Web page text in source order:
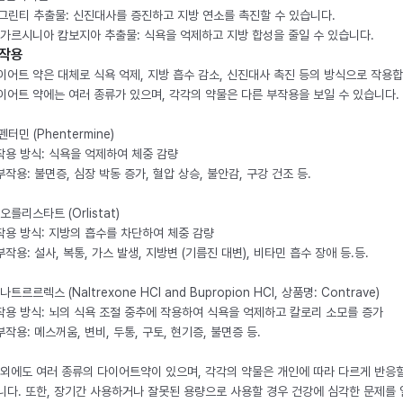
린티 추출물: 신진대사를 증진하고 지방 연소를 촉진할 수 있습니다.
르시니아 캄보지아 추출물: 식욕을 억제하고 지방 합성을 줄일 수 있습니다.
용
어트 약은 대체로 식욕 억제, 지방 흡수 감소, 신진대사 촉진 등의 방식으로 작용
어트 약에는 여러 종류가 있으며, 각각의 약물은 다른 부작용을 보일 수 있습니다.
터민 (Phentermine)
용 방식: 식욕을 억제하여 체중 감량
작용: 불면증, 심장 박동 증가, 혈압 상승, 불안감, 구강 건조 등.
를리스타트 (Orlistat)
용 방식: 지방의 흡수를 차단하여 체중 감량
작용: 설사, 복통, 가스 발생, 지방변 (기름진 대변), 비타민 흡수 장애 등.등.
트르르렉스 (Naltrexone HCl and Bupropion HCl, 상품명: Contrave)
용 방식: 뇌의 식욕 조절 중추에 작용하여 식욕을 억제하고 칼로리 소모를 증가
작용: 메스꺼움, 변비, 두통, 구토, 현기증, 불면증 등.
에도 여러 종류의 다이어트약이 있으며, 각각의 약물은 개인에 따라 다르게 반응
다. 또한, 장기간 사용하거나 잘못된 용량으로 사용할 경우 건강에 심각한 문제를